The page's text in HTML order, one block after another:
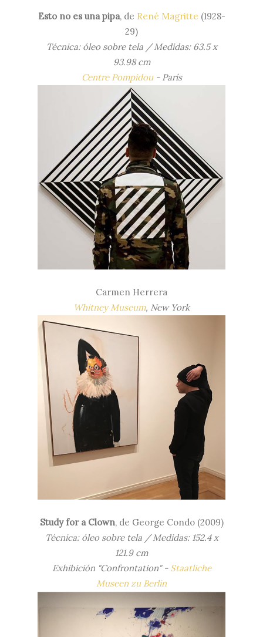
Esto no es una pipa, de René Magritte (1928-
29)
Técnica: óleo sobre tela / Medidas: 63.5 x
93.98 cm
Centre Pompidou- París
Carmen Herrera
Whitney Museum, New York
Study for a Clown, de George Condo (2009)
Técnica: óleo sobre tela / Medidas: 152.4 x
121.9 cm
Exhibición "Confrontation" - Staatliche
Museen zu Berlin